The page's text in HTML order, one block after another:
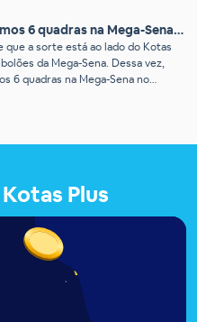
vai te ajudar a entender como
por que vale a pena apostar com
nessa loteria. Antes disso, entre
grupos […]
6 quadras na Mega-Sena
que a sorte está ao lado do Kotas
da Mega-Sena. Dessa vez,
6 quadras na Mega-Sena no
Isso porque acertamos 6 quadras no
Plus